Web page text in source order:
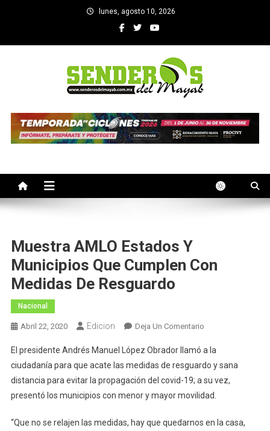
lunes, agosto 10, 2026
SENDEROS DEL MAYAB
Muestra AMLO Estados Y
Municipios Que Cumplen Con
Medidas De Resguardo
Nacional
Abril 22, 2020 Edicion Deja Un ComentarioEn
AMLO
Estados
Y
Municipios
Cumplen
El presidente Andrés Manuel López Obrador llamó a la
ciudadanía para que acate las medidas de resguardo y sana
distancia para evitar la propagación del covid-19; a su vez,
presentó los municipios con menor y mayor movilidad.
“Que no se relajen las medidas, hay que quedarnos en la casa,